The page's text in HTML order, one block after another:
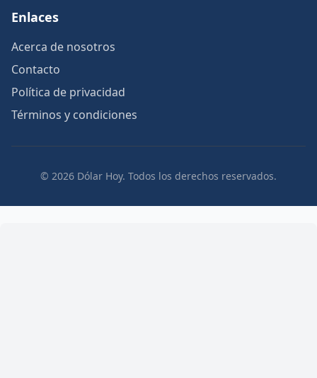
Enlaces
Acerca de nosotros
Contacto
Política de privacidad
Términos y condiciones
© 2026 Dólar Hoy. Todos los derechos reservados.